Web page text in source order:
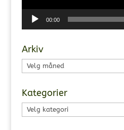
00:00
Arkiv
Arkiv
Kategorier
Kategorier